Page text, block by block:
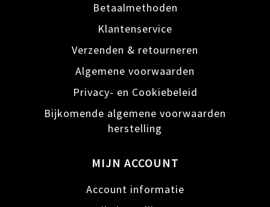
Betaalmethoden
Klantenservice
Verzenden & retourneren
Algemene voorwaarden
Privacy- en Cookiebeleid
Bijkomende algemene voorwaarden
herstelling
MIJN ACCOUNT
Account informatie